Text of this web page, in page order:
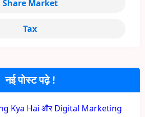
नई पोस्ट पढ़े !
Kya Hai और Digital Marketing
Share Market
Tax